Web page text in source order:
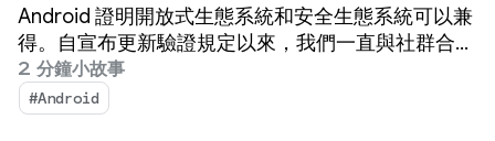
Android 證明開放式生態系統和安全生態系統可以兼
得。自宣布更新驗證規定以來，我們一直與社群合
作，確保這些保護措施既能有效防護，又能尊重平台
自由。
2 分鐘小故事
#Android